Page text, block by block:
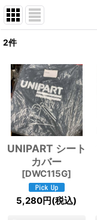
並び順:
2件
UNIPART シート
カバー
[DWC115G]
5,280円(税込)